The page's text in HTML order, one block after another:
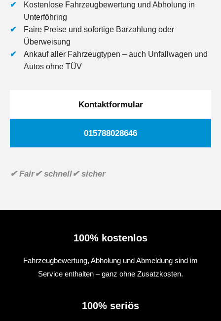
Kostenlose Fahrzeugbewertung und Abholung in
Unterföhring
Faire Preise und sofortige Barzahlung oder
Überweisung
Ankauf aller Fahrzeugtypen – auch Unfallwagen und
Autos ohne TÜV
Kontaktformular
015788028646
✔ Fair✔ schnell✔ sicher
100% kostenlos
Fahrzeugbewertung, Abholung und Abmeldung sind im
Service enthalten – ganz ohne Zusatzkosten.
100% seriös